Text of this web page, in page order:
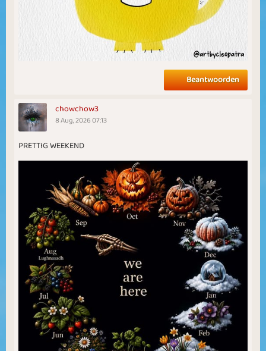
Beantwoorden
chowchow3
8 Aug, 2026 07:13
PRETTIG WEEKEND